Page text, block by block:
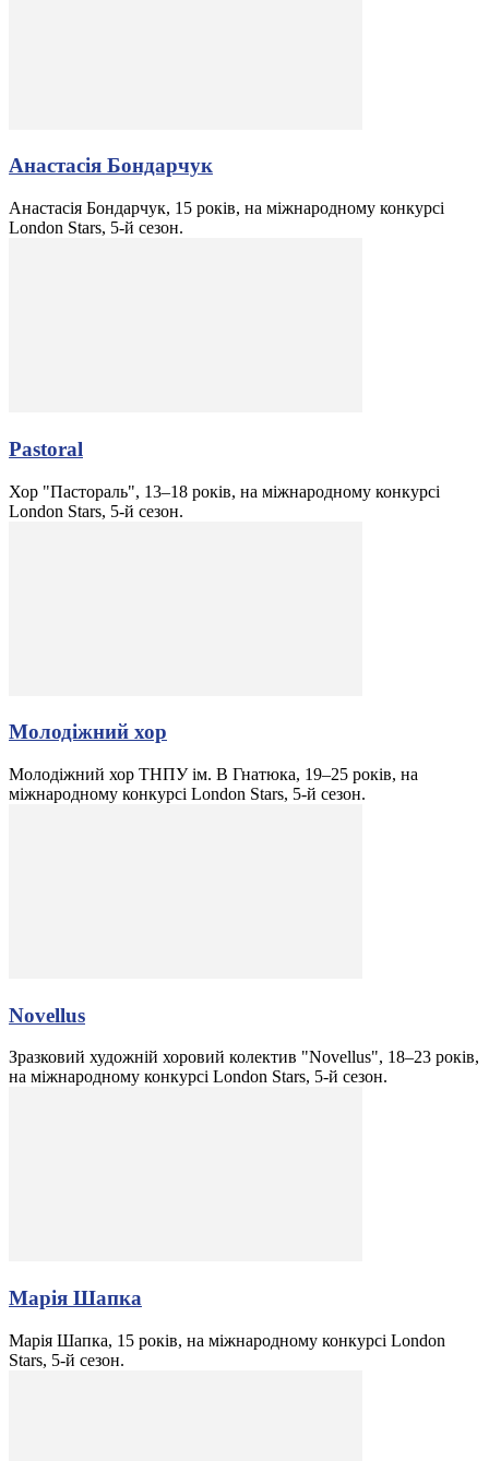
Анастасія Бондарчук
Анастасія Бондарчук, 15 років, на міжнародному конкурсі
London Stars, 5-й сезон.
Pastoral
Хор "Пастораль", 13–18 років, на міжнародному конкурсі
London Stars, 5-й сезон.
Молодіжний хор
Молодіжний хор ТНПУ ім. В Гнатюка, 19–25 років, на
міжнародному конкурсі London Stars, 5-й сезон.
Novellus
Зразковий художній хоровий колектив "Novellus", 18–23 років,
на міжнародному конкурсі London Stars, 5-й сезон.
Марія Шапка
Марія Шапка, 15 років, на міжнародному конкурсі London
Stars, 5-й сезон.